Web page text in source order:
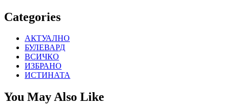
Categories
АКТУАЛНО
БУЛЕВАРД
ВСИЧКО
ИЗБРАНО
ИСТИНАТА
You May Also Like